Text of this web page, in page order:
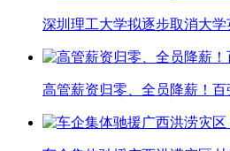
深圳理工大学拟逐步取消大
高管薪资归零、全员降薪！